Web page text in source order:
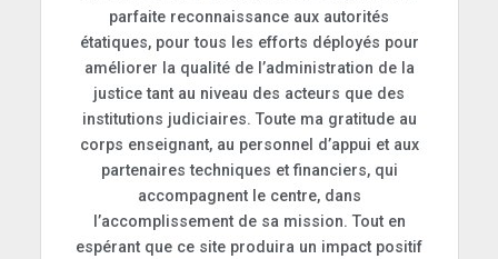
parfaite reconnaissance aux autorités
étatiques, pour tous les efforts déployés pour
améliorer la qualité de l’administration de la
justice tant au niveau des acteurs que des
institutions judiciaires. Toute ma gratitude au
corps enseignant, au personnel d’appui et aux
partenaires techniques et financiers, qui
accompagnent le centre, dans
l’accomplissement de sa mission. Tout en
espérant que ce site produira un impact positif